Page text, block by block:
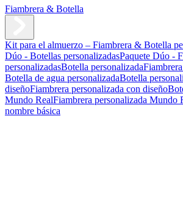
Fiambrera & Botella
Kit para el almuerzo – Fiambrera & Botella
Dúo - Botellas personalizadasPaquete Dúo -
personalizadasBotella personalizada
Botella de agua personalizadaBotella
diseñoFiambrera personalizada con diseño
Mundo RealFiambrera personalizada Mundo
nombre básica